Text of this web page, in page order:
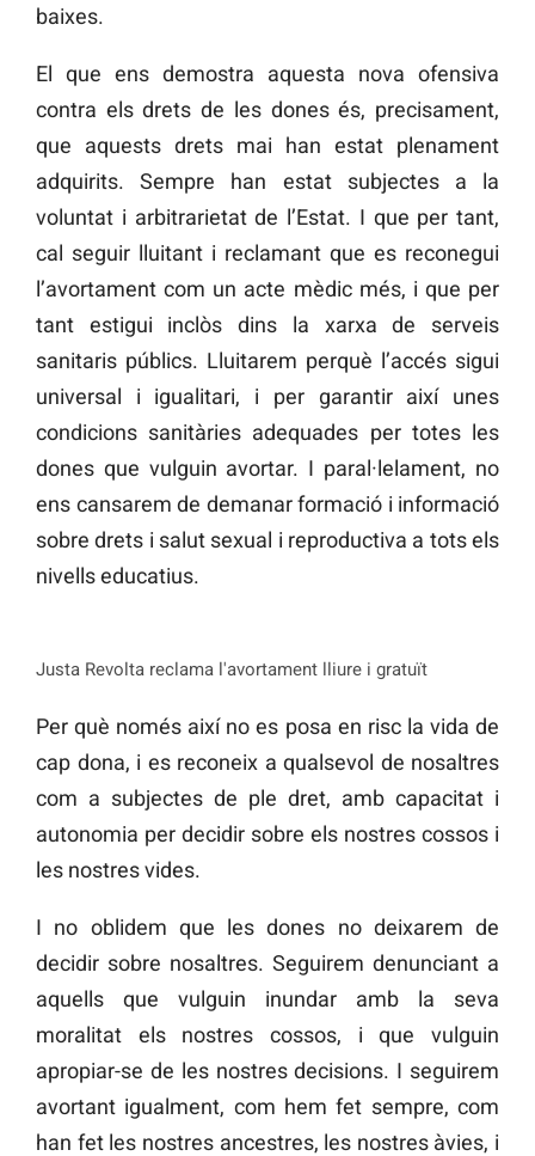
baixes.
El que ens demostra aquesta nova ofensiva
contra els drets de les dones és, precisament,
que aquests drets mai han estat plenament
adquirits. Sempre han estat subjectes a la
voluntat i arbitrarietat de l’Estat. I que per tant,
cal seguir lluitant i reclamant que es reconegui
l’avortament com un acte mèdic més, i que per
tant estigui inclòs dins la xarxa de serveis
sanitaris públics. Lluitarem perquè l’accés sigui
universal i igualitari, i per garantir així unes
condicions sanitàries adequades per totes les
dones que vulguin avortar. I paral·lelament, no
ens cansarem de demanar formació i informació
sobre drets i salut sexual i reproductiva a tots els
nivells educatius.
Justa Revolta reclama l'avortament lliure i gratuït
Per què només així no es posa en risc la vida de
cap dona, i es reconeix a qualsevol de nosaltres
com a subjectes de ple dret, amb capacitat i
autonomia per decidir sobre els nostres cossos i
les nostres vides.
I no oblidem que les dones no deixarem de
decidir sobre nosaltres. Seguirem denunciant a
aquells que vulguin inundar amb la seva
moralitat els nostres cossos, i que vulguin
apropiar-se de les nostres decisions. I seguirem
avortant igualment, com hem fet sempre, com
han fet les nostres ancestres, les nostres àvies, i